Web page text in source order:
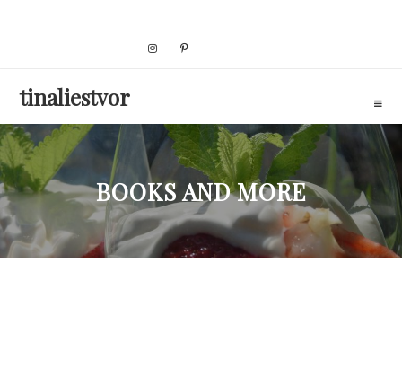
tinaliestvor
BOOKS AND MORE